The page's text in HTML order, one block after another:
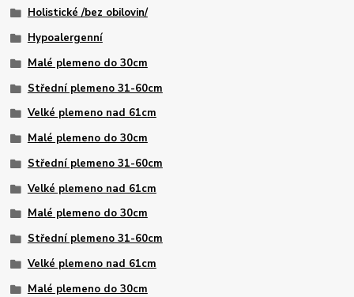
Holistické /bez obilovin/
Hypoalergenní
Malé plemeno do 30cm
Střední plemeno 31-60cm
Velké plemeno nad 61cm
Malé plemeno do 30cm
Střední plemeno 31-60cm
Velké plemeno nad 61cm
Malé plemeno do 30cm
Střední plemeno 31-60cm
Velké plemeno nad 61cm
Malé plemeno do 30cm